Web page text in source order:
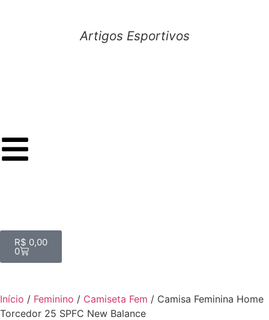
Artigos Esportivos
R$ 0,00
0
Início / Feminino / Camiseta Fem / Camisa Feminina Home
Torcedor 25 SPFC New Balance